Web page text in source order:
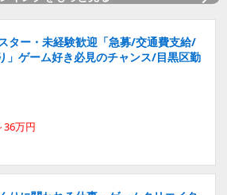
ター・未経験歓迎「急募/交通費支給/
」ゲーム好き必見のチャンス/目黒区勤
36万円